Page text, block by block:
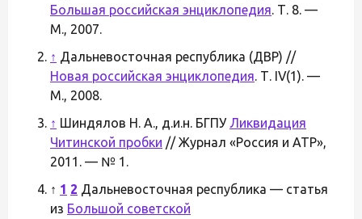
Большая российская энциклопедия. Т. 8. —
М., 2007.
↑ Дальневосточная республика (ДВР) //
Новая российская энциклопедия. Т. IV(1). —
М., 2008.
↑ Шиндялов Н. А., д.и.н. БГПУЛиквидация
Читинской пробки // Журнал «Россия и АТР»,
2011. — № 1.
↑ 1 2 Дальневосточная республика — статья
из Большой советской